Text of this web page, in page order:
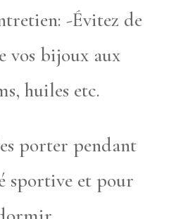
-Évitez de
vos bijoux aux
huiles etc.
porter pendant
sportive et pour